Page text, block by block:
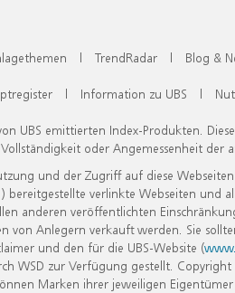
| TrendRadar | Blog &
| Information zu UBS |
UBS emittierten Index-Produkten.
oder Angemessenheit der
und der Zugriff auf diese
verlinkte Webseiten
anderen veröffentlichten
Anlegern verkauft werden. Sie
und den für die UBS-Website (
zur Verfügung gestellt.
Marken ihrer jeweiligen